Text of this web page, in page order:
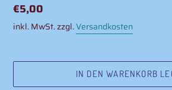
Normaler
Preis
€5,00
inkl. MwSt. zzgl.Versandkosten
IN DEN WARENKORB